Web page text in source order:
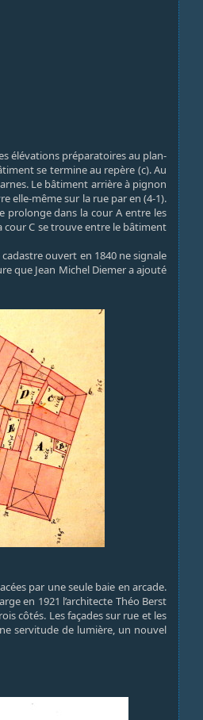
élévations préparatoires au plan-
se termine au repère (c). Au
Le bâtiment arrière à pignon
elle-même sur la rue par en (4-1).
prolonge dans la cour A entre les
cour C se trouve entre le bâtiment
cadastre ouvert en 1840 ne signale
que Jean Michel Diemer a ajouté
par une seule baie en arcade.
en 1921 l’architecte Théo Berst
côtés. Les façades sur rue et les
servitude de lumière, un nouvel